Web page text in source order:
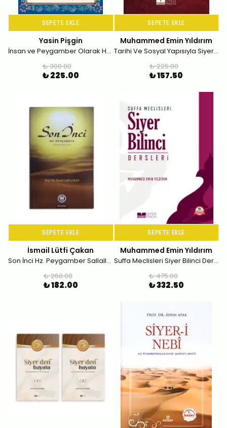
SEPETE EKLE
Yasin Pişgin
İnsan ve Peygamber Olarak Hz. Muhammed
₺ 300.00
₺ 225.00
SEPETE EKLE
Muhammed Emin Yıldırım
Tarihi Ve Sosyal Yapısıyla Siyer Coğrafyası
₺ 225.00
₺ 157.50
SEPETE EKLE
İsmail Lütfi Çakan
Son İnci Hz. Peygamber Sallallâhu Aleyhi ve Sellem
₺ 260.00
₺ 182.00
SEPETE EKLE
Muhammed Emin Yıldırım
Suffa Meclisleri Siyer Bilinci Dersleri
₺ 475.00
₺ 332.50